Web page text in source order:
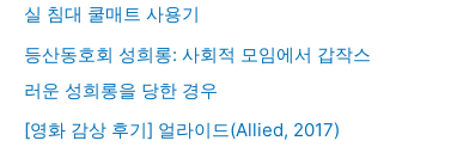
실 침대 쿨매트 사용기
등산동호회 성희롱: 사회적 모임에서 갑작스
러운 성희롱을 당한 경우
[영화 감상 후기] 얼라이드(Allied, 2017)